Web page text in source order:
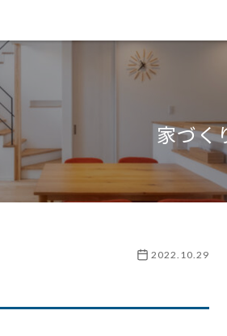
家づく
2022.10.29